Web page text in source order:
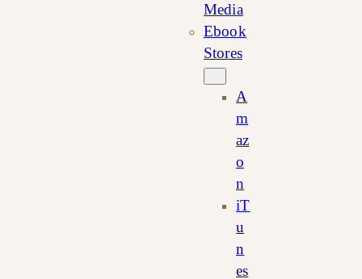
Media
Ebook
Stores
A
m
az
o
n
iT
u
n
es